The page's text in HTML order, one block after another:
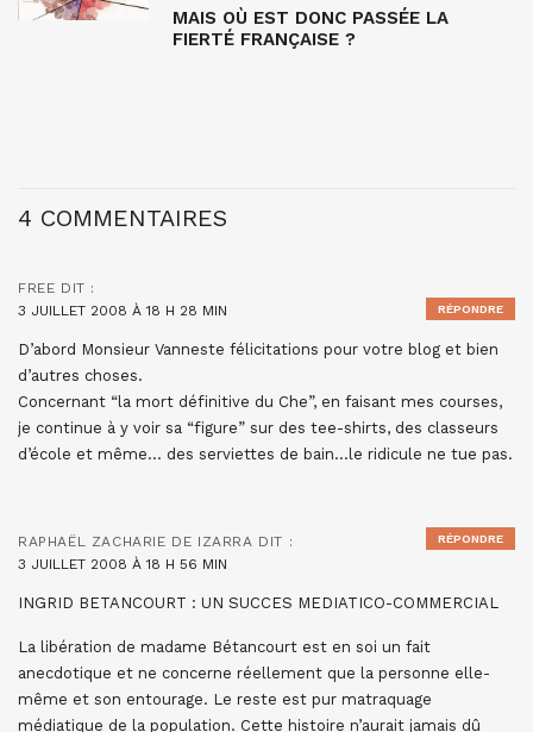
MAIS OÙ EST DONC PASSÉE LA
FIERTÉ FRANÇAISE ?
4 COMMENTAIRES
FREE DIT :
3 JUILLET 2008 À 18 H 28 MIN
D’abord Monsieur Vanneste félicitations pour votre blog et bien
d’autres choses.
Concernant “la mort définitive du Che”, en faisant mes courses,
je continue à y voir sa “figure” sur des tee-shirts, des classeurs
d’école et même… des serviettes de bain…le ridicule ne tue pas.
RÉPONDRE
RAPHAËL ZACHARIE DE IZARRA DIT :
3 JUILLET 2008 À 18 H 56 MIN
INGRID BETANCOURT : UN SUCCES MEDIATICO-COMMERCIAL
La libération de madame Bétancourt est en soi un fait
anecdotique et ne concerne réellement que la personne elle-
même et son entourage. Le reste est pur matraquage
médiatique de la population. Cette histoire n’aurait jamais dû
RÉPONDRE